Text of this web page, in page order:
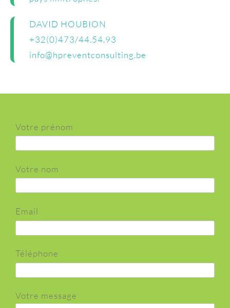
DAVID HOUBION
+32(0)473/44.54.93
info@hpreventconsulting.be
Votre prénom
Votre nom
Email
Téléphone
Votre message